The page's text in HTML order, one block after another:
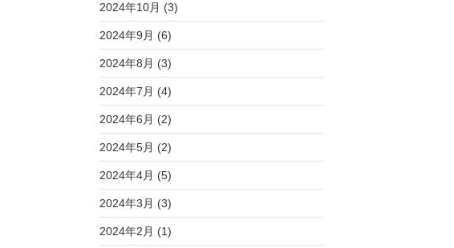
2024年10月 (3)
2024年9月 (6)
2024年8月 (3)
2024年7月 (4)
2024年6月 (2)
2024年5月 (2)
2024年4月 (5)
2024年3月 (3)
2024年2月 (1)